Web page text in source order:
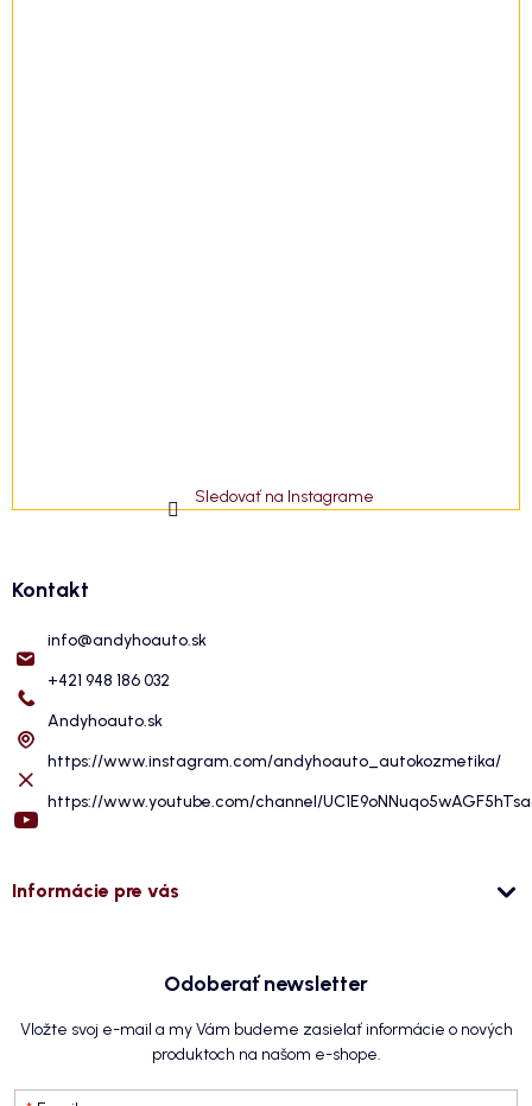
Sledovať na Instagrame
Kontakt
info@andyhoauto.sk
+421 948 186 032
Andyhoauto.sk
https://www.instagram.com/andyhoauto_autokozmetika/
https://www.youtube.com/channel/
Informácie pre vás
Odoberať newsletter
Vložte svoj e-mail a my Vám budeme zasielať informácie o nových
produktoch na našom e-shope.